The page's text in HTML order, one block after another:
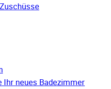
Ihr neues Badezimmer